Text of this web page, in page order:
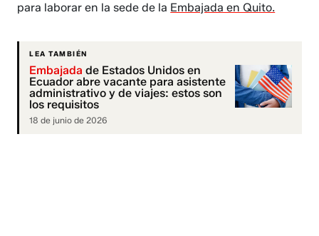
para laborar en la sede de la Embajada en Quito.
LEA TAMBIÉN
Embajada de Estados Unidos en
Ecuador abre vacante para asistente
administrativo y de viajes: estos son
los requisitos
18 de junio de 2026